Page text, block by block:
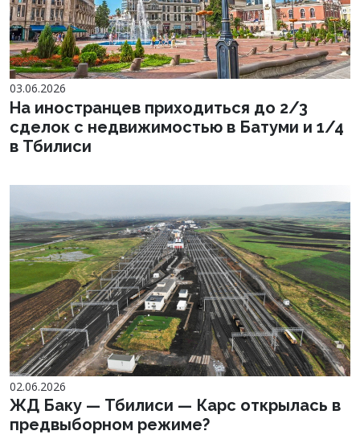
03.06.2026
На иностранцев приходиться до 2/3
сделок с недвижимостью в Батуми и 1/4
в Тбилиси
02.06.2026
ЖД Баку — Тбилиси — Карс открылась в
предвыборном режиме?